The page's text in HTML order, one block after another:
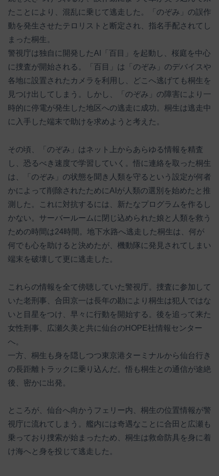
たことにより、混乱に乗じて逃走した。「のぞみ」の誤作
動を発生させたテロリストと断定され、指名手配されてし
まった桐生。
警視庁は独自に開発したAI「百目」を起動し、桜庭を中心
に捜査が開始される。「百目」は「のぞみ」のデバイスや
各地に設置されたカメラを利用し、どこへ逃げても桐生を
見つけ出してしまう。しかし、「のぞみ」の障害により一
時的に停電が発生した地区への逃走に成功。桐生は逃走中
に入手した端末で助けを求めようと考えた。
その頃、「のぞみ」はネット上からあらゆる情報を精査
し、恐るべき速度で学習していく。悟に連絡を取った桐生
は、「のぞみ」の状態を聞き人類を守るという設定が何者
かによって削除されたためにAIが人類の選別を始めたと推
測した。これに対抗するには、新たなプログラムを作るし
かない。サーバールームに閉じ込められた娘と人類を救う
ための時間は24時間。地下水路へ逃走した桐生は、何が
何でも心を助けると決めたが、機動隊に発見されてしまい
端末を破壊して更に逃走した。
これらの情報を全て傍聴していた警視庁。捜査に参加して
いた老刑事、合田京一は長年の勘により桐生は犯人ではな
いと目星をつけ、早々に行動を開始する。後を追って来た
女性刑事、広瀬久美と共に仙台のHOPE社情報センター
へ。
一方、桐生も身を隠しつつ東京港ターミナルから仙台行き
の長距離トラックに乗り込んだ。悟も桐生との通信が途絶
後、密かに出発。
ところが、仙台へ向かうフェリー内、桐生の位置情報が警
視庁に流れてしまう。艦内には奇遇なことに合田と広瀬も
乗っており捜索が始まったため、桐生は救命防具を身に着
け海へと身を投じて逃走した。